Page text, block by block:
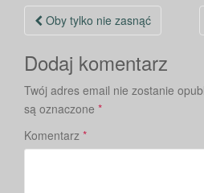
Nawigacja
po
wpisie
Oby tylko nie zasnąć
Dodaj komentarz
Twój adres email nie zostanie
są oznaczone *
Komentarz *